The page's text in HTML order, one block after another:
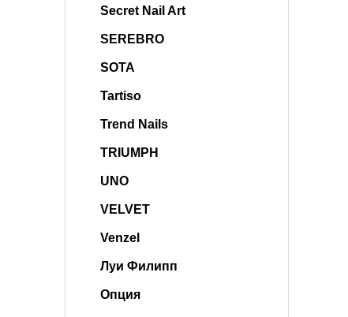
Secret Nail Art
SEREBRO
SOTA
Tartiso
Trend Nails
TRIUMPH
UNO
VELVET
Venzel
Луи Филипп
Опция